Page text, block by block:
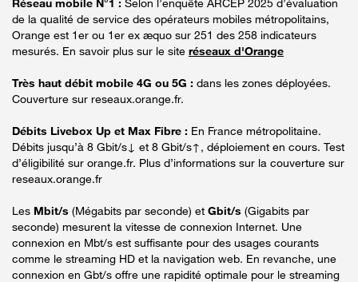
de la qualité de service des opérateurs mobiles métropolitains,
Orange est 1er ou 1er ex æquo sur 251 des 258 indicateurs
mesurés. En savoir plus sur le site réseaux d'Orange
Très haut débit mobile 4G ou 5G : dans les zones déployées.
Couverture sur reseaux.orange.fr.
Débits Livebox Up et Max Fibre : En France métropolitaine.
Débits jusqu’à 8 Gbit/s↓ et 8 Gbit/s↑, déploiement en cours. Test
d’éligibilité sur orange.fr. Plus d’informations sur la couverture sur
reseaux.orange.fr
Les Mbit/s (Mégabits par seconde) et Gbit/s (Gigabits par
seconde) mesurent la vitesse de connexion Internet. Une
connexion en Mbt/s est suffisante pour des usages courants
comme le streaming HD et la navigation web. En revanche, une
connexion en Gbt/s offre une rapidité optimale pour le streaming